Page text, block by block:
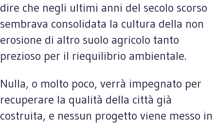
dire che negli ultimi anni del secolo scorso
sembrava consolidata la cultura della non
erosione di altro suolo agricolo tanto
prezioso per il riequilibrio ambientale.
Nulla, o molto poco, verrà impegnato per
recuperare la qualità della città già
costruita, e nessun progetto viene messo in